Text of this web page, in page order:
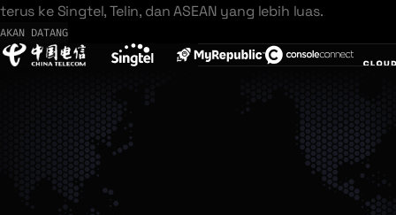
terus ke Singtel, Telin, dan ASEAN yang lebih luas.
AKAN DATANG